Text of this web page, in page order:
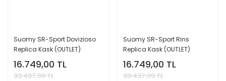
Suomy SR-Sport Dovizioso
Replica Kask (OUTLET)
16.749,00 TL
33.497,99 TL
Suomy SR-Sport Rins
Replica Kask (OUTLET)
16.749,00 TL
33.497,99 TL